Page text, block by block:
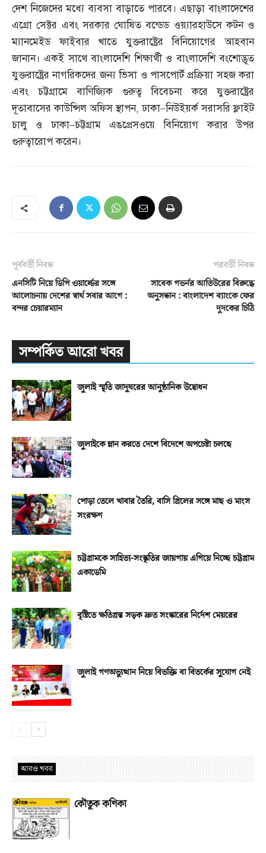
দেশ নিজেদের মধ্যে ব্যবসা বাড়াতে পারবে। এছাড়া বাংলাদেশের
এগ্রো সেক্টর এবং সরকার ঘোষিত বন্ডেড ওয়্যারহাউসে কটন ও
ম্যানমেইড ফাইবার খাতে যুক্তরাষ্ট্রের বিনিয়োগের আহবান
জানান। একই সাথে বাংলাদেশি শিক্ষার্থী ও বাংলাদেশি বংশোদ্ভূত
যুক্তরাষ্ট্রের নাগরিকদের জন্য ভিসা ও পাসপোর্ট প্রক্রিয়া সহজ করা
এবং চট্টগ্রামে বাণিজ্যিক গুরুত্ব বিবেচনা করে যুক্তরাষ্ট্রের
দূতাবাসের কাউন্সিল অফিস স্থাপন,ঢাকা–নিউইয়র্ক সরাসরি ফ্লাইট
চালু ও ঢাকা–চট্টগ্রাম এঙপ্রেসওয়ে বিনিয়োগ করার উপর
গুরুত্বারোপ করেন।
পূর্ববর্তী নিবন্ধ
এনসিটি নিয়ে ডিপি ওয়ার্ল্ডের সঙ্গে
আলোচনায় দেশের স্বার্থ সবার আগে :
বন্দর চেয়ারম্যান
পরবর্তী নিবন্ধ
সাবেক গভর্নর আতিউরের বিরুদ্ধে
অনুসন্ধান : বাংলাদেশ ব্যাংকে ফের
দুদকের চিঠি
সম্পর্কিত আরো খবর
জুলাই স্মৃতি জাদুঘরের আনুষ্ঠানিক উদ্বোধন
জুলাইকে ম্লান করতে দেশে বিদেশে অপচেষ্টা চলছে
পোড়া তেলে খাবার তৈরি, বাসি গ্রিলের সঙ্গে মাছ ও মাংস
সংরক্ষণ
চট্টগ্রামকে সাহিত্য-সংস্কৃতির জায়গায় এগিয়ে নিচ্ছে চট্টগ্রাম
একাডেমি
বৃষ্টিতে ক্ষতিগ্রস্ত সড়ক দ্রুত সংস্কারের নির্দেশ মেয়রের
জুলাই গণঅভ্যুত্থান নিয়ে বিভক্তি বা বিতর্কের সুযোগ নেই
আরও খবর
কৌতুক কণিকা